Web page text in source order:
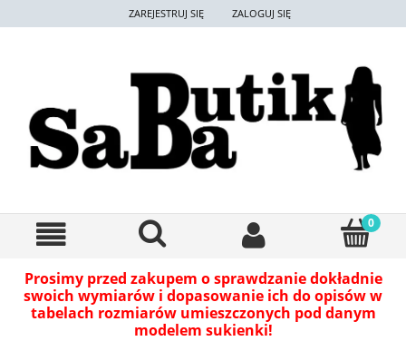
ZAREJESTRUJ SIĘ ZALOGUJ SIĘ
Prosimy przed zakupem o sprawdzanie dokładnie
swoich wymiarów i dopasowanie ich do opisów w
tabelach rozmiarów umieszczonych pod danym
modelem sukienki!